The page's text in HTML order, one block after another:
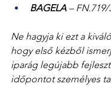
BAGELA – FN.719/
Ne hagyja ki ezt a
hogy első kézből
iparág legújabb
időpontot személyes